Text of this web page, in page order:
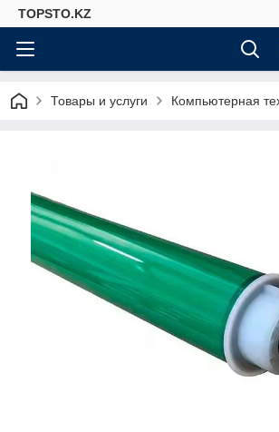
TOPSTO.KZ
Товары и услуги Компьютерная